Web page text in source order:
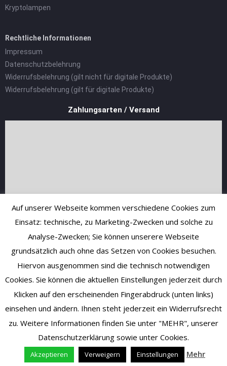
Kryptolampen
Rechtliche Informationen
Impressum
Datenschutzbelehrung
Widerrufsbelehrung (gilt nicht für digitale Produkte)
Widerrufsbelehrung (gilt für digitale Produkte)
Zahlungsarten / Versand
Vertrag widerrufen
Auf unserer Webseite kommen verschiedene Cookies zum
Einsatz: technische, zu Marketing-Zwecken und solche zu
Analyse-Zwecken; Sie können unserere Webseite
grundsätzlich auch ohne das Setzen von Cookies besuchen.
Hiervon ausgenommen sind die technisch notwendigen
Cookies. Sie können die aktuellen Einstellungen jederzeit durch
Klicken auf den erscheinenden Fingerabdruck (unten links)
einsehen und ändern. Ihnen steht jederzeit ein Widerrufsrecht
zu. Weitere Informationen finden Sie unter "MEHR", unserer
Datenschutzerklärung sowie unter Cookies.
Akzeptieren Verweigern Einstellungen Mehr